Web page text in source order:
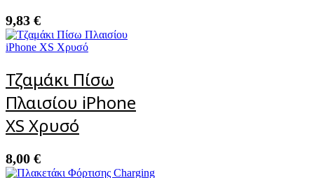
9,83 €
Τζαμάκι Πίσω
Πλαισίου iPhone
XS Χρυσό
8,00 €